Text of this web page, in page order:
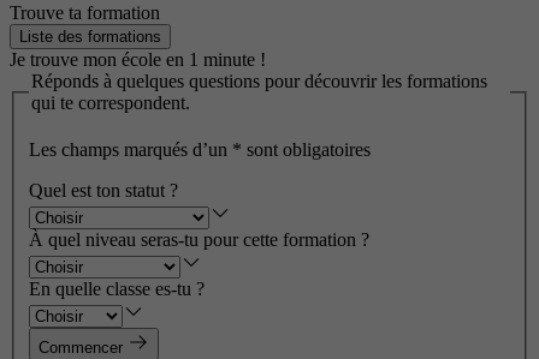
Trouve ta formation
Liste des formations
Je trouve mon école en 1 minute !
Réponds à quelques questions pour découvrir les formations
qui te correspondent.
Les champs marqués d’un * sont obligatoires
Quel est ton statut ?
À quel niveau seras-tu pour cette formation ?
En quelle classe es-tu ?
Commencer